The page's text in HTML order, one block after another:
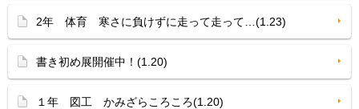
2年 体育 寒さに負けずに走って走って…(1.23)
書き初め展開催中！(1.20)
１年 図工 かみざらころころ(1.20)